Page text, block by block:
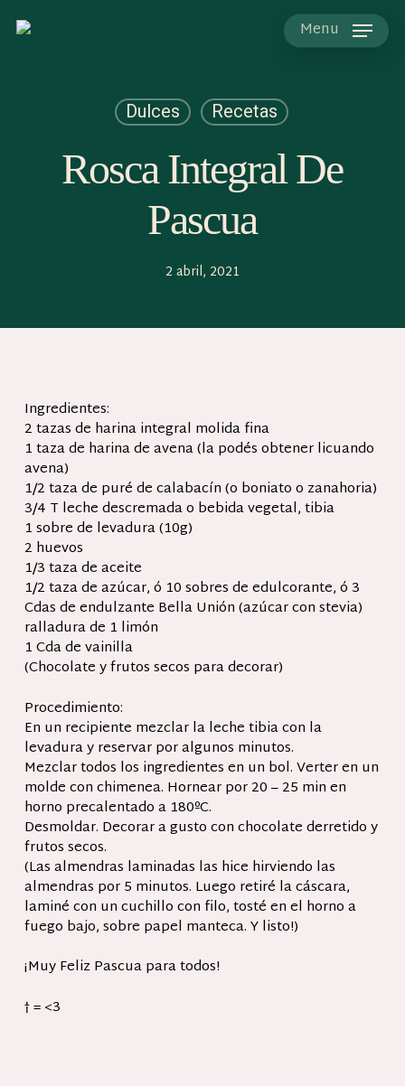
Menu
Dulces Recetas
Rosca Integral De
Pascua
2 abril, 2021
Ingredientes:
2 tazas de harina integral molida fina
1 taza de harina de avena (la podés obtener licuando
avena)
1/2 taza de puré de calabacín (o boniato o zanahoria)
3/4 T leche descremada o bebida vegetal, tibia
1 sobre de levadura (10g)
2 huevos
1/3 taza de aceite
1/2 taza de azúcar, ó 10 sobres de edulcorante, ó 3
Cdas de endulzante Bella Unión (azúcar con stevia)
ralladura de 1 limón
1 Cda de vainilla
(Chocolate y frutos secos para decorar)
Procedimiento:
En un recipiente mezclar la leche tibia con la
levadura y reservar por algunos minutos.
Mezclar todos los ingredientes en un bol. Verter en un
molde con chimenea. Hornear por 20 – 25 min en
horno precalentado a 180ºC.
Desmoldar. Decorar a gusto con chocolate derretido y
frutos secos.
(Las almendras laminadas las hice hirviendo las
almendras por 5 minutos. Luego retiré la cáscara,
laminé con un cuchillo con filo, tosté en el horno a
fuego bajo, sobre papel manteca. Y listo!)
¡Muy Feliz Pascua para todos!
† = <3